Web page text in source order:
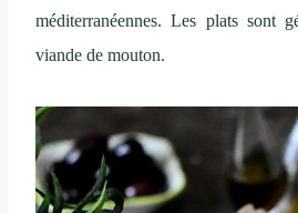
méditerranéennes. Les plats sont
viande de mouton.